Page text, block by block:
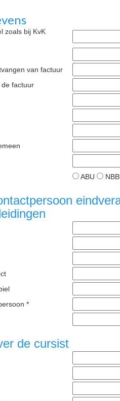
zoals bij KvK
van factuur
factuur
ABU
*
de cursist